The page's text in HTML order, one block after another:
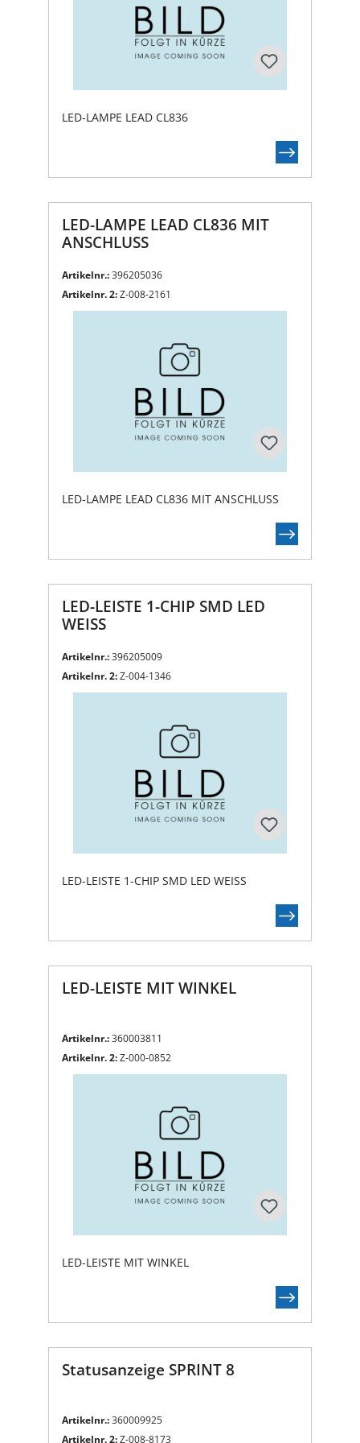
LED-LAMPE LEAD CL836
LED-LAMPE LEAD CL836 MIT
ANSCHLUSS
Artikelnr.:396205036
Artikelnr. 2:Z-008-2161
LED-LAMPE LEAD CL836 MIT ANSCHLUSS
LED-LEISTE 1-CHIP SMD LED
WEISS
Artikelnr.:396205009
Artikelnr. 2:Z-004-1346
LED-LEISTE 1-CHIP SMD LED WEISS
LED-LEISTE MIT WINKEL
Artikelnr.:360003811
Artikelnr. 2:Z-000-0852
LED-LEISTE MIT WINKEL
Statusanzeige SPRINT 8
Artikelnr.:360009925
Artikelnr. 2:Z-008-8173